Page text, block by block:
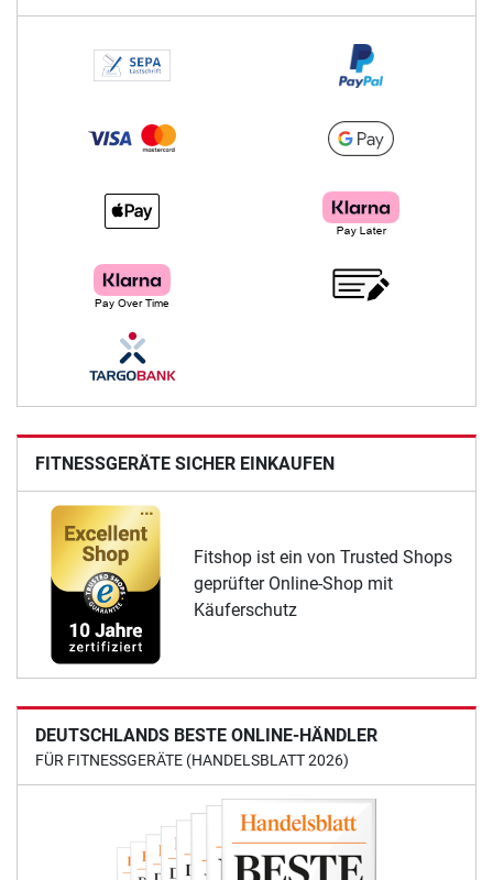
FITNESSGERÄTE SICHER EINKAUFEN
Fitshop ist ein von Trusted Shops
geprüfter Online-Shop mit
Käuferschutz
DEUTSCHLANDS BESTE ONLINE-HÄNDLER
FÜR FITNESSGERÄTE (HANDELSBLATT 2026)